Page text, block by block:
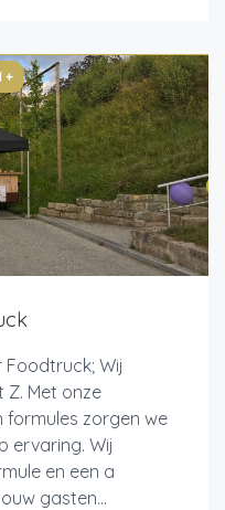
+
Foodtruck; Wij
Met onze
formules zorgen we
ervaring. Wij
en een a
gasten...